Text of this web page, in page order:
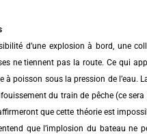
d’une explosion à bord, une
ne tiennent pas la route. Ce qui
à poisson sous la pression de l’eau.
du train de pêche (ce
que cette théorie est
que l’implosion du bateau ne